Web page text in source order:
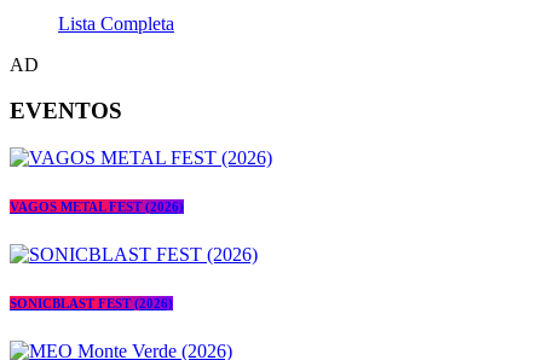
Lista Completa
AD
EVENTOS
VAGOS METAL FEST (2026)
SONICBLAST FEST (2026)